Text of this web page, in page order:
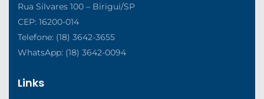
Rua Silvares 100 – Birigui/SP
CEP: 16200-014
Telefone: (18) 3642-3655
WhatsApp: (18) 3642-0094
Links